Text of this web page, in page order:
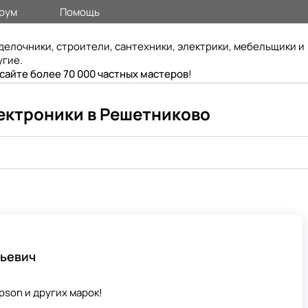
Помощь
строители, сантехники, электрики, мебельщики и
более 70 000 частных мастеров!
в Решетниково
и других марок!